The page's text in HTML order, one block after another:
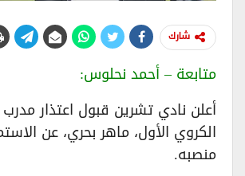
شارك
متابعة – أحمد نحلوس:
أعلن نادي تشرين قبول اعتذار مدرب
الكروي الأول، ماهر بحري، عن
منصبه.